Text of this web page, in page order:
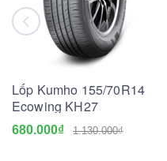
Lốp Kumho 155/70R14
Ecowing KH27
680.000₫ 1.130.000₫